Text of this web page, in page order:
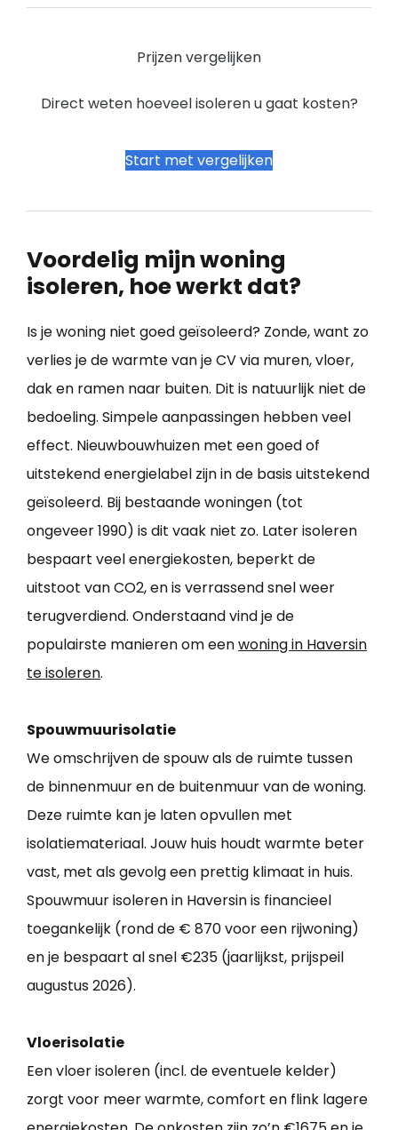
Prijzen vergelijken
Direct weten hoeveel isoleren u gaat kosten?
Start met vergelijken
Voordelig mijn woning
isoleren, hoe werkt dat?
Is je woning niet goed geïsoleerd? Zonde, want zo
verlies je de warmte van je CV via muren, vloer,
dak en ramen naar buiten. Dit is natuurlijk niet de
bedoeling. Simpele aanpassingen hebben veel
effect. Nieuwbouwhuizen met een goed of
uitstekend energielabel zijn in de basis uitstekend
geïsoleerd. Bij bestaande woningen (tot
ongeveer 1990) is dit vaak niet zo. Later isoleren
bespaart veel energiekosten, beperkt de
uitstoot van CO2, en is verrassend snel weer
terugverdiend. Onderstaand vind je de
populairste manieren om eenwoning in Haversin
te isoleren.
Spouwmuurisolatie
We omschrijven de spouw als de ruimte tussen
de binnenmuur en de buitenmuur van de woning.
Deze ruimte kan je laten opvullen met
isolatiemateriaal. Jouw huis houdt warmte beter
vast, met als gevolg een prettig klimaat in huis.
Spouwmuur isoleren in Haversin is financieel
toegankelijk (rond de € 870 voor een rijwoning)
en je bespaart al snel €235 (jaarlijkst, prijspeil
augustus 2026).
Vloerisolatie
Een vloer isoleren (incl. de eventuele kelder)
zorgt voor meer warmte, comfort en flink lagere